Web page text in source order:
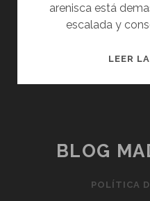
arenisca está
escalada y
LEER
BLOG
POLÍTICA